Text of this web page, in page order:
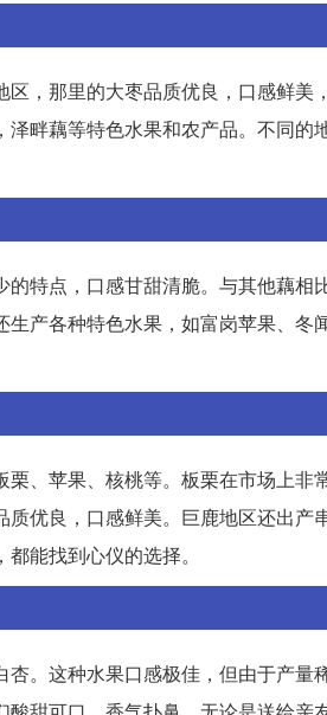
，那里的大枣品质优良，口感鲜美
畔藕等特色水果和农产品。不同的
特点，口感甘甜清脆。与其他藕相
产各种特色水果，如富岗苹果、冬
、苹果、核桃等。板栗在市场上非
优良，口感鲜美。巨鹿地区还出产
能找到心仪的选择。
。这种水果口感极佳，但由于产量